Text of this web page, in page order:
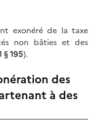
exonéré de la taxe
non bâties et des
§ 195).
des
à des